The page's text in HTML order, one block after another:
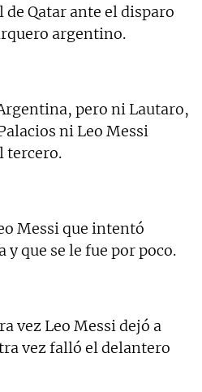
Qatar ante el disparo
argentino.
pero ni Lautaro,
ni Leo Messi
tercero.
Messi que intentó
y que se le fue por poco.
vez Leo Messi dejó a
vez falló el delantero